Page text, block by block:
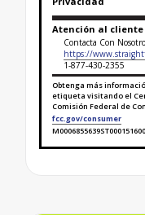
Atención al cliente
Contacta Con
https://
1-877-430-2355
Obtenga más
etiqueta visitando el
Comisión Federal de
fcc.gov/consumer
Finaliza la